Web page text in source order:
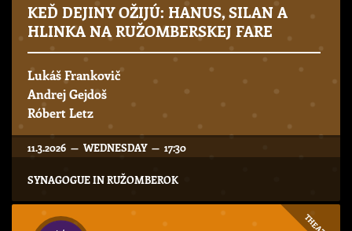
KEĎ DEJINY OŽIJÚ: HANUS, SILAN A
HLINKA NA RUŽOMBERSKEJ FARE
Lukáš Frankovič
Andrej Gejdoš
Róbert Letz
11.3.2026 — WEDNESDAY — 17:30
SYNAGOGUE IN RUŽOMBEROK